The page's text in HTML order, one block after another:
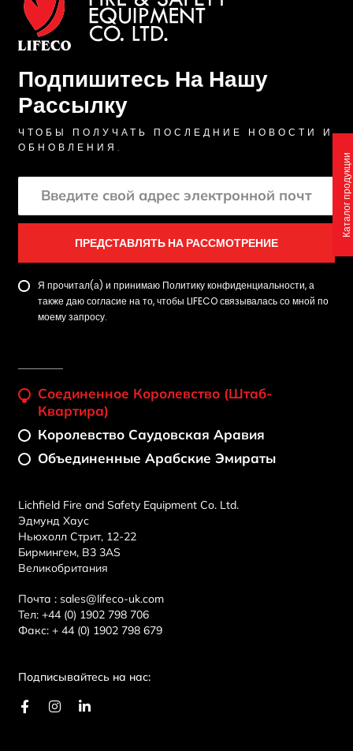
Подпишитесь На Нашу
Рассылку
ЧТОБЫ ПОЛУЧАТЬ ПОСЛЕДНИЕ НОВОСТИ И
ОБНОВЛЕНИЯ.
ПРЕДСТАВЛЯТЬ НА РАССМОТРЕНИЕ
Я прочитал(а) и принимаю Политику конфиденциальности, а
также даю согласие на то, чтобы LIFECO связывалась со мной по
моему запросу.
Соединенное Королевство (штаб-
Квартира)
Королевство Саудовская Аравия
Объединенные Арабские Эмираты
Lichfield Fire and Safety Equipment Co. Ltd.
Эдмунд Хаус
Ньюхолл Стрит, 12-22
Бирмингем, B3 3AS
Великобритания
Почта :sales@lifeco-uk.com
Тел: +44 (0) 1902 798 706
Факс:+ 44 (0) 1902 798 679
Подписывайтесь на нас:
F
a
И
н
L
Каталог продукции